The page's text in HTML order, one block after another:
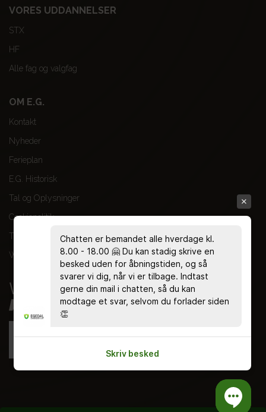
VORES UDDANNELSER
STX
HF
Alle fag og valgfag
OM E.G.
Kontakt
Nyheder
Ferieplan
E.G. Historisk
Tal og Oplysninger
Cookiepolitik
Tilgængelighedserklæring
Whistleblowerservice
Chatten er bemandet alle hverdage kl.
8.00 - 18.00 🤗 Du kan stadig skrive en
besked uden for åbningstiden, og så
svarer vi dig, når vi er tilbage. Indtast
gerne din mail i chatten, så du kan
modtage et svar, selvom du forlader siden
👏
Skriv besked